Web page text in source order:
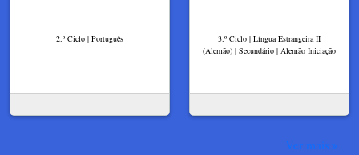
2.º Ciclo | Português
3.º Ciclo | Língua Estrangeira II
(Alemão) | Secundário | Alemão Iniciação
Ver mais